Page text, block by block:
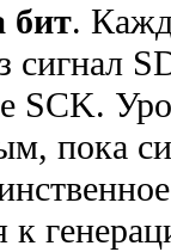
бит.
сигнал
SCK.
пока
к